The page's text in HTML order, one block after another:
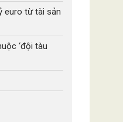
euro từ tài sản
‘đội tàu